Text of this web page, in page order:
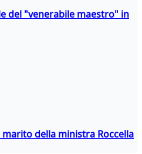
del "venerabile maestro" in
della ministra Roccella